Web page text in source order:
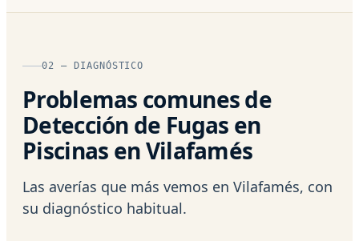
02 — DIAGNÓSTICO
Problemas comunes de
Detección de Fugas en
Piscinas en Vilafamés
Las averías que más vemos en Vilafamés, con
su diagnóstico habitual.